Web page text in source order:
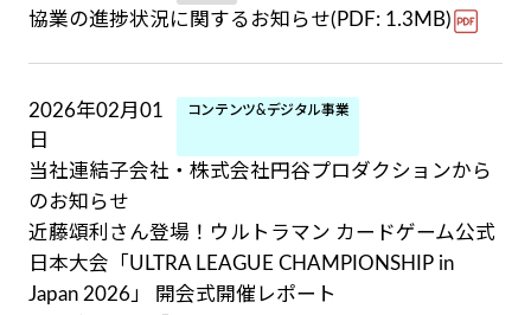
協業の進捗状況に関するお知らせ(PDF: 1.3MB)
2026年02月01
日
コンテンツ&デジタル事業
当社連結子会社・株式会社円谷プロダクションから
のお知らせ
近藤頌利さん登場！ウルトラマン カードゲーム公式
日本大会「ULTRA LEAGUE CHAMPIONSHIP in
Japan 2026」 開会式開催レポート